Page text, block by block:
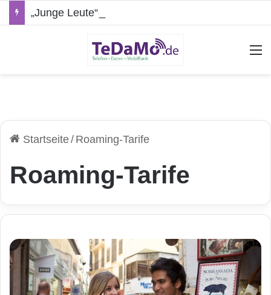
Startseite/ Roaming-Tarife
Roaming-Tarife